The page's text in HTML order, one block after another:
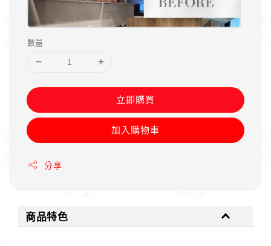
數量
立即購買
加入購物車
分享
商品特色